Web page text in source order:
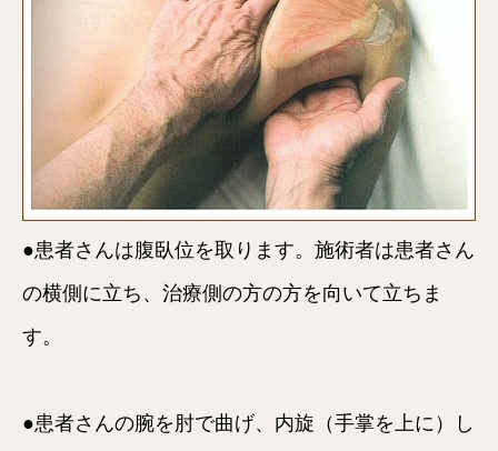
●患者さんは腹臥位を取ります。施術者は患者さん
の横側に立ち、治療側の方の方を向いて立ちま
す。
●患者さんの腕を肘で曲げ、内旋（手掌を上に）し